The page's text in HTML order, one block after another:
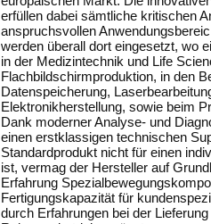
erfüllen dabei sämtliche kritischen
anspruchsvollen
werden überall dort eingesetzt, wo
in der Medizintechnik und Life
Flachbildschirmproduktion, in den
Datenspeicherung,
Elektronikherstellung, sowie beim
Dank moderner Analyse- und
einen erstklassigen technischen
Standardprodukt nicht für einen
ist, vermag der Hersteller auf
Erfahrung
Fertigungskapazität für
durch Erfahrungen bei der